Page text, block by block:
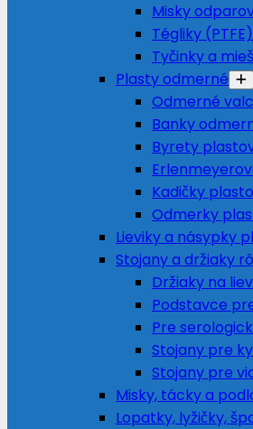
Misky
Tégliky (PTFE)
Tyčinky a
Plasty odmerné
Odmerné
Banky
Byrety
Kadičky
Odmerky
Lieviky a násypky
Stojany a držiaky
Držiaky na
Podstavce
Pre
Stojany pre
Stojany pre
Misky, tácky a
Lopatky, lyžičky,